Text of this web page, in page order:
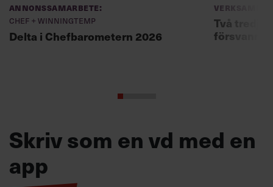
Annonssamarbete:
Chef + Winningtemp
Delta i Chefbarometern 2026
Två
försvann
Skriv som en vd med en
app